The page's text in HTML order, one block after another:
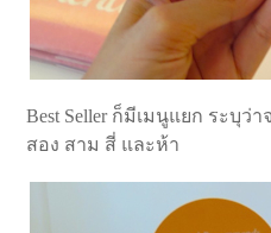
Best Seller ก็มีเมนูแยก ระบุว่
สอง สาม สี่ และห้า